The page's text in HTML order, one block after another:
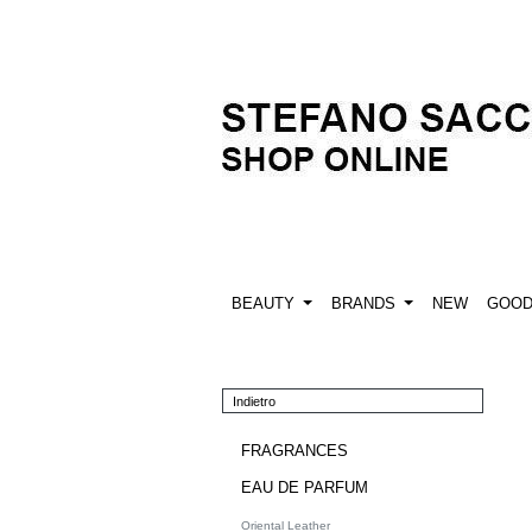
BEAUTY BRANDS NEW
Indietro
FRAGRANCES
EAU DE PARFUM
Oriental Leather